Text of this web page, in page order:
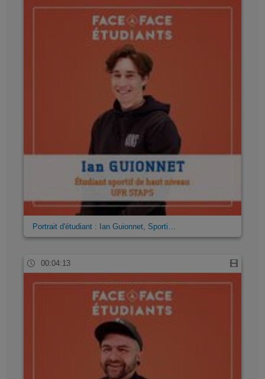
Portrait d'étudiant : Ian Guionnet, Sporti…
00:04:13